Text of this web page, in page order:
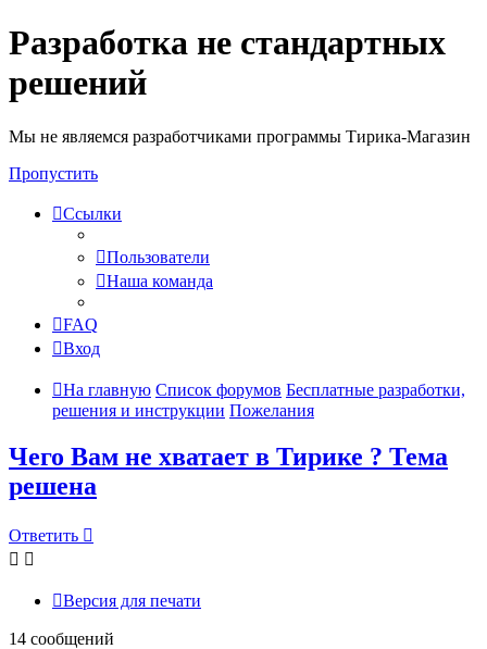
Разработка не стандартных
решений
Мы не являемся разработчиками программы Тирика-Магазин
Пропустить
Ссылки
Пользователи
Наша команда
FAQ
Вход
На главную Список форумов Бесплатные разработки,
решения и инструкции Пожелания
Чего Вам не хватает в Тирике ? Тема
решена
Ответить
Версия для печати
14 сообщений